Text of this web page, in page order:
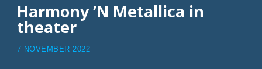
Harmony ’N Metallica in
theater
7 NOVEMBER 2022